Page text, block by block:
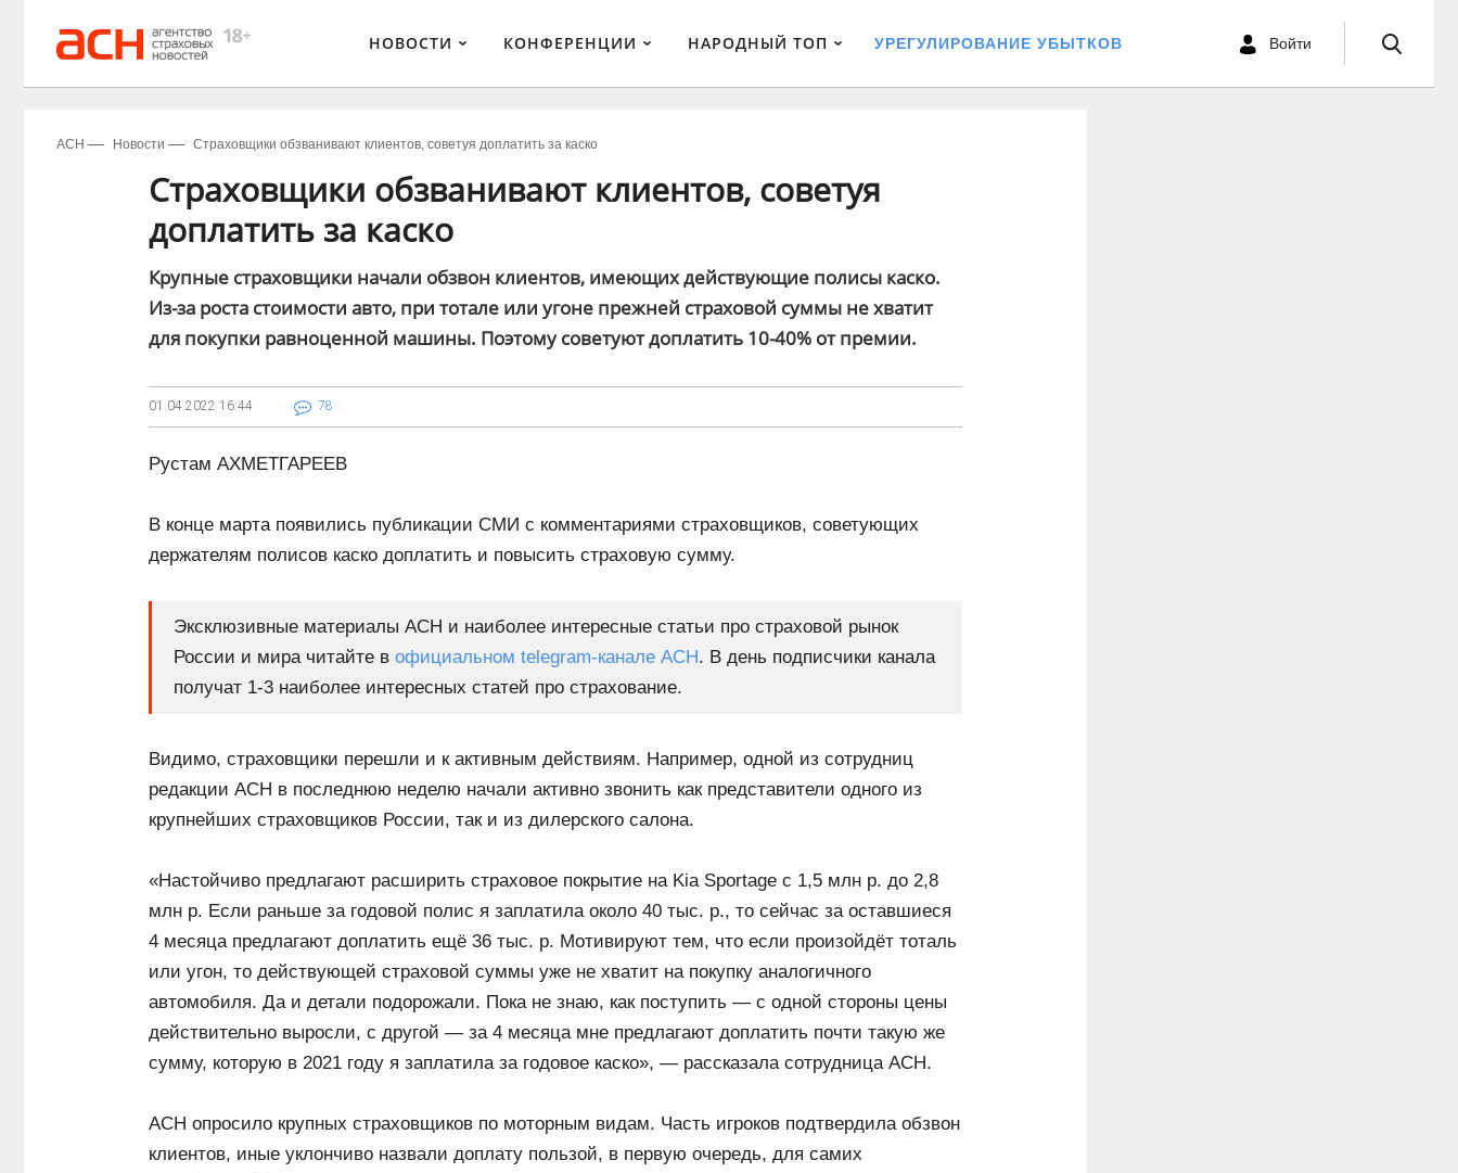
НОВОСТИ КОНФЕРЕНЦИИ НАРОДНЫЙ ТОП УРЕГУЛИРОВАНИЕ УБЫТКОВ Войти
АСН Новости Страховщики обзванивают клиентов, советуя доплатить за каско
Страховщики обзванивают клиентов, советуя
доплатить за каско
Крупные страховщики начали обзвон клиентов, имеющих действующие полисы каско.
Из-за роста стоимости авто, при тотале или угоне прежней страховой суммы не хватит
для покупки равноценной машины. Поэтому советуют доплатить 10-40% от премии.
01.04.2022 16:44 78
Рустам АХМЕТГАРЕЕВ
В конце марта появились публикации СМИ с комментариями страховщиков, советующих
держателям полисов каско доплатить и повысить страховую сумму.
Эксклюзивные материалы АСН и наиболее интересные статьи про страховой рынок
России и мира читайте в официальном telegram-канале АСН. В день подписчики канала
получат 1-3 наиболее интересных статей про страхование.
Видимо, страховщики перешли и к активным действиям. Например, одной из сотрудниц
редакции АСН в последнюю неделю начали активно звонить как представители одного из
крупнейших страховщиков России, так и из дилерского салона.
«Настойчиво предлагают расширить страховое покрытие на Kia Sportage c 1,5 млн р. до 2,8
млн р. Если раньше за годовой полис я заплатила около 40 тыс. р., то сейчас за оставшиеся
4 месяца предлагают доплатить ещё 36 тыс. р. Мотивируют тем, что если произойдёт тоталь
или угон, то действующей страховой суммы уже не хватит на покупку аналогичного
автомобиля. Да и детали подорожали. Пока не знаю, как поступить — с одной стороны цены
действительно выросли, с другой — за 4 месяца мне предлагают доплатить почти такую же
сумму, которую в 2021 году я заплатила за годовое каско», — рассказала сотрудница АСН.
АСН опросило крупных страховщиков по моторным видам. Часть игроков подтвердила обзвон
клиентов, иные уклончиво назвали доплату пользой, в первую очередь, для самих